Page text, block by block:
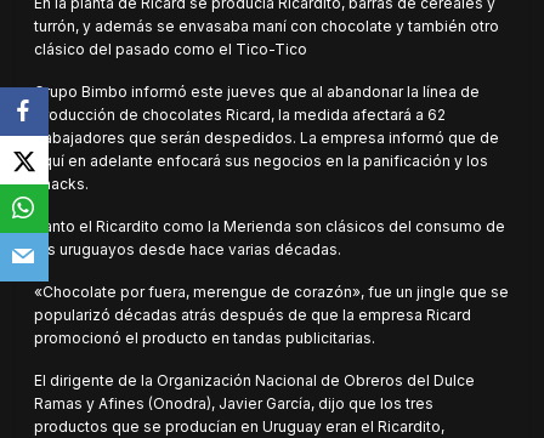
turrón, y además se envasaba maní con chocolate y también otro
clásico del pasado como el Tico-Tico
Grupo Bimbo informó este jueves que al abandonar la línea de
producción de chocolates Ricard, la medida afectará a 62
trabajadores que serán despedidos. La empresa informó que de
aquí en adelante enfocará sus negocios en la panificación y los
snacks.
Tanto el Ricardito como la Merienda son clásicos del consumo de
los uruguayos desde hace varias décadas.
«Chocolate por fuera, merengue de corazón», fue un jingle que se
popularizó décadas atrás después de que la empresa Ricard
promocionó el producto en tandas publicitarias.
El dirigente de la Organización Nacional de Obreros del Dulce
Ramas y Afines (Onodra), Javier García, dijo que los tres
productos que se producían en Uruguay eran el Ricardito,